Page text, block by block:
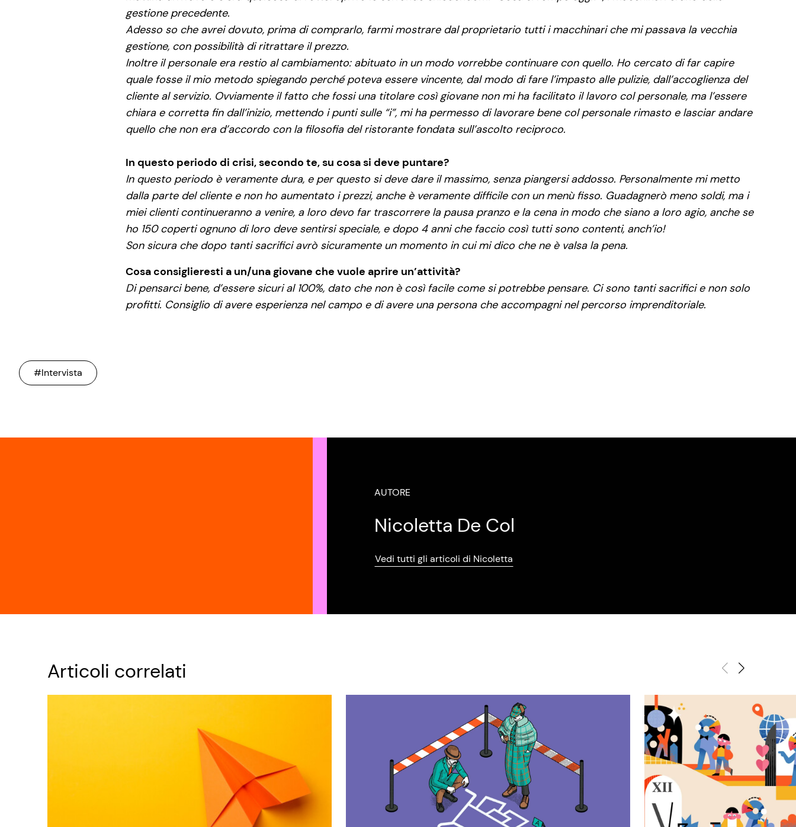
gestione precedente.
Adesso so che avrei dovuto, prima di comprarlo, farmi mostrare dal proprietario tutti i macchinari che mi passava la vecchia
gestione, con possibilità di ritrattare il prezzo.
Inoltre il personale era restio al cambiamento: abituato in un modo vorrebbe continuare con quello. Ho cercato di far capire
quale fosse il mio metodo spiegando perché poteva essere vincente, dal modo di fare l’impasto alle pulizie, dall’accoglienza del
cliente al servizio. Ovviamente il fatto che fossi una titolare così giovane non mi ha facilitato il lavoro col personale, ma l’essere
chiara e corretta fin dall’inizio, mettendo i punti sulle “i”, mi ha permesso di lavorare bene col personale rimasto e lasciar andare
quello che non era d’accordo con la filosofia del ristorante fondata sull’ascolto reciproco.
In questo periodo di crisi, secondo te, su cosa si deve puntare?
In questo periodo è veramente dura, e per questo si deve dare il massimo, senza piangersi addosso. Personalmente mi metto
dalla parte del cliente e non ho aumentato i prezzi, anche è veramente difficile con un menù fisso. Guadagnerò meno soldi, ma i
miei clienti continueranno a venire, a loro devo far trascorrere la pausa pranzo e la cena in modo che siano a loro agio, anche se
ho 150 coperti ognuno di loro deve sentirsi speciale, e dopo 4 anni che faccio così tutti sono contenti, anch’io!
Son sicura che dopo tanti sacrifici avrò sicuramente un momento in cui mi dico che ne è valsa la pena.
Cosa consiglieresti a un/una giovane che vuole aprire un’attività?
Di pensarci bene, d’essere sicuri al 100%, dato che non è così facile come si potrebbe pensare. Ci sono tanti sacrifici e non solo
profitti. Consiglio di avere esperienza nel campo e di avere una persona che accompagni nel percorso imprenditoriale.
#Intervista
AUTORE
Nicoletta De Col
Vedi tutti gli articoli di Nicoletta
Articoli correlati